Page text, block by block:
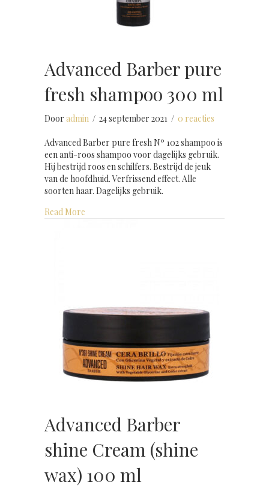
Advanced Barber pure
fresh shampoo 300 ml
Door admin / 24 september 2021 / 0 reacties
Advanced Barber pure fresh Nº 102 shampoo is
een anti-roos shampoo voor dagelijks gebruik.
Hij bestrijd roos en schilfers. Bestrijd de jeuk
van de hoofdhuid. Verfrissend effect. Alle
soorten haar. Dagelijks gebruik.
Read More
Advanced Barber
shine Cream (shine
wax) 100 ml